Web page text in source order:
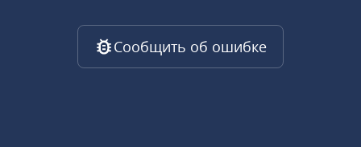
Сообщить об ошибке